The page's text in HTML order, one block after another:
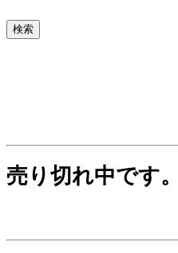
売り切れ中です。